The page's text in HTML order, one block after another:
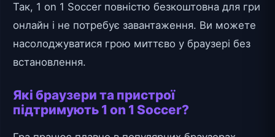
Так, 1 on 1 Soccer повністю безкоштовна для гри
онлайн і не потребує завантаження. Ви можете
насолоджуватися грою миттєво у браузері без
встановлення.
Які браузери та пристрої
підтримують 1 on 1 Soccer?